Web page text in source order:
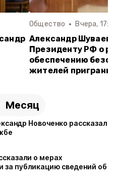
Общество Вчера, 17:12
Александр Шуваев
Президенту РФ о
обеспечению
жителей
Месяц
Новоченко рассказал
о мерах
за публикацию сведений об